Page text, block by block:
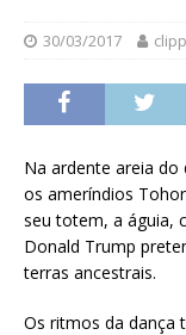
30/03/2017
Na ardente areia
os ameríndios
seu totem, a águia,
Donald Trump
terras ancestrais.
Os ritmos da dança